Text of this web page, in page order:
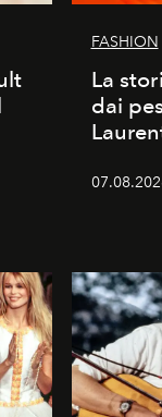
FASHION
La
dai